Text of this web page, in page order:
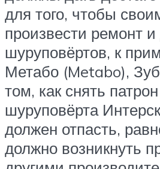
для того, чтобы
произвести ремонт
шуруповёртов, к
Метабо (Metabo),
том, как снять
шуруповёрта
должен отпасть,
должно возникнуть